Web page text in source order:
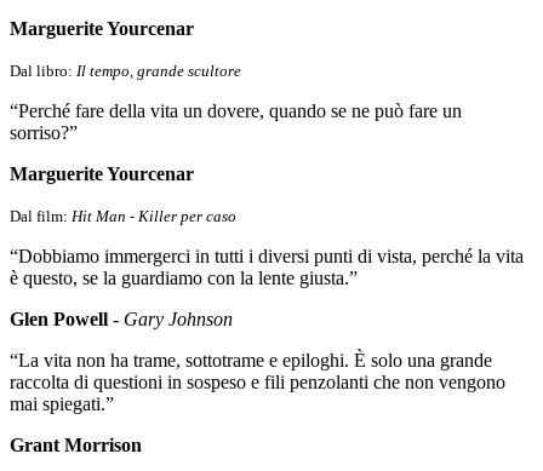
Marguerite Yourcenar
Dal libro: Il tempo, grande scultore
“Perché fare della vita un dovere, quando se ne può fare un
sorriso?”
Marguerite Yourcenar
Dal film: Hit Man - Killer per caso
“Dobbiamo immergerci in tutti i diversi punti di vista, perché la vita
è questo, se la guardiamo con la lente giusta.”
Glen Powell - Gary Johnson
“La vita non ha trame, sottotrame e epiloghi. È solo una grande
raccolta di questioni in sospeso e fili penzolanti che non vengono
mai spiegati.”
Grant Morrison